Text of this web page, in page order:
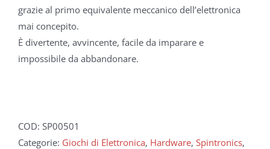
grazie al primo equivalente meccanico dell’elettronica
mai concepito.
È divertente, avvincente, facile da imparare e
impossibile da abbandonare.
COD: SP00501
Categorie: Giochi di Elettronica, Hardware, Spintronics,